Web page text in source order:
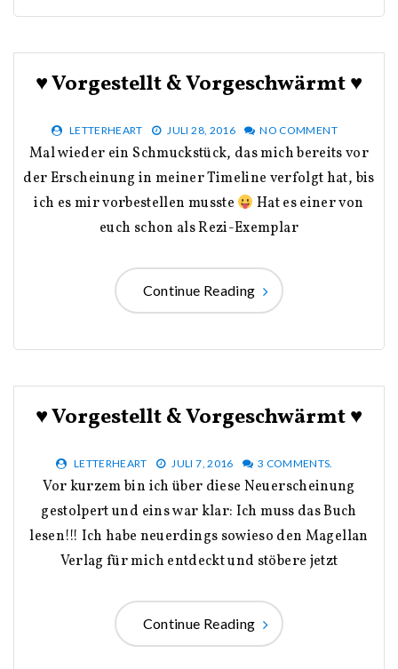
♥ Vorgestellt & Vorgeschwärmt ♥
LETTERHEART JULI 28, 2016 NO COMMENT
Mal wieder ein Schmuckstück, das mich bereits vor
der Erscheinung in meiner Timeline verfolgt hat, bis
ich es mir vorbestellen musste
Hat es einer von
euch schon als Rezi-Exemplar
Continue Reading
♥ Vorgestellt & Vorgeschwärmt ♥
LETTERHEART JULI 7, 2016 3 COMMENTS.
Vor kurzem bin ich über diese Neuerscheinung
gestolpert und eins war klar: Ich muss das Buch
lesen!!! Ich habe neuerdings sowieso den Magellan
Verlag für mich entdeckt und stöbere jetzt
Continue Reading